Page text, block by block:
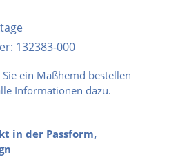
132383-000
ein Maßhemd bestellen
Informationen dazu.
in der Passform,